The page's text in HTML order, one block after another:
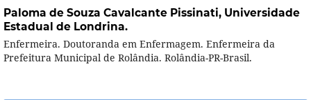
Paloma de Souza Cavalcante Pissinati, Universidade
Estadual de Londrina.
Enfermeira. Doutoranda em Enfermagem. Enfermeira da
Prefeitura Municipal de Rolândia. Rolândia-PR-Brasil.